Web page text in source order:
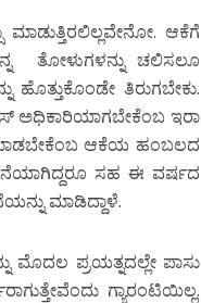
ಆಕೆಗೆ
ತೋಳುಗಳನ್ನು ಚಲಿಸಲೂ
ತಿರುಗಬೇಕು.
ಅಧಿಕಾರಿಯಾಗಬೇಕೆಂಬ ಇರಾ
ಮಾಡಬೇಕೆಂಬ ಆಕೆಯ ಹಂಬಲದ
ಸಹ ಈ ವರ್ಷದ
ಮಾಡಿದ್ದಾಳೆ.
ಮೊದಲ ಪ್ರಯತ್ನದಲ್ಲೇ ಪಾಸು
ಗ್ಯಾರಂಟಿಯಿಲ್ಲ.